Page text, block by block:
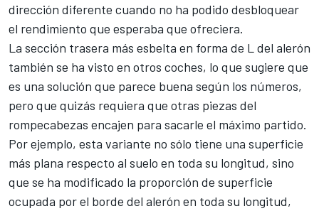
dirección diferente cuando no ha podido desbloquear
el rendimiento que esperaba que ofreciera.
La sección trasera más esbelta en forma de L del alerón
también se ha visto en otros coches, lo que sugiere que
es una solución que parece buena según los números,
pero que quizás requiera que otras piezas del
rompecabezas encajen para sacarle el máximo partido.
Por ejemplo, esta variante no sólo tiene una superficie
más plana respecto al suelo en toda su longitud, sino
que se ha modificado la proporción de superficie
ocupada por el borde del alerón en toda su longitud,